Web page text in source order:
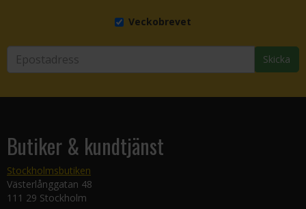
Veckobrevet
Skicka
Butiker & kundtjänst
Stockholmsbutiken
Västerlånggatan 48
111 29 Stockholm